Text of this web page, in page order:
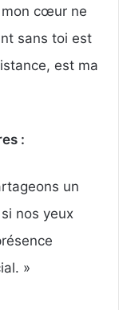
cœur ne
sans toi est
est ma
:
un
nos yeux
»